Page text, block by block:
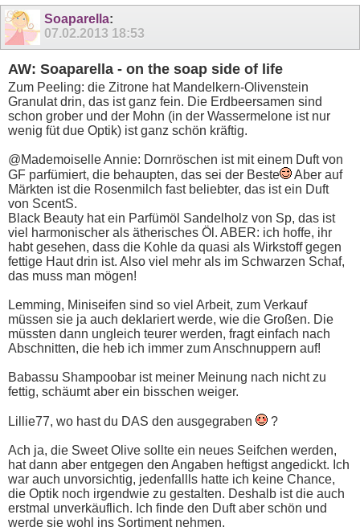
Soaparella:
07.02.2013 18:53
AW: Soaparella - on the soap side of life
Zum Peeling: die Zitrone hat Mandelkern-Olivenstein
Granulat drin, das ist ganz fein. Die Erdbeersamen sind
schon grober und der Mohn (in der Wassermelone ist nur
wenig füt due Optik) ist ganz schön kräftig.
@Mademoiselle Annie: Dornröschen ist mit einem Duft von
GF parfümiert, die behaupten, das sei der Beste
Aber auf
Märkten ist die Rosenmilch fast beliebter, das ist ein Duft
von ScentS.
Black Beauty hat ein Parfümöl Sandelholz von Sp, das ist
viel harmonischer als ätherisches Öl. ABER: ich hoffe, ihr
habt gesehen, dass die Kohle da quasi als Wirkstoff gegen
fettige Haut drin ist. Also viel mehr als im Schwarzen Schaf,
das muss man mögen!
Lemming, Miniseifen sind so viel Arbeit, zum Verkauf
müssen sie ja auch deklariert werde, wie die Großen. Die
müssten dann ungleich teurer werden, fragt einfach nach
Abschnitten, die heb ich immer zum Anschnuppern auf!
Babassu Shampoobar ist meiner Meinung nach nicht zu
fettig, schäumt aber ein bisschen weiger.
Lillie77, wo hast du DAS den ausgegraben ?
Ach ja, die Sweet Olive sollte ein neues Seifchen werden,
hat dann aber entgegen den Angaben heftigst angedickt. Ich
war auch unvorsichtig, jedenfallls hatte ich keine Chance,
die Optik noch irgendwie zu gestalten. Deshalb ist die auch
erstmal unverkäuflich. Ich finde den Duft aber schön und
werde sie wohl ins Sortiment nehmen.